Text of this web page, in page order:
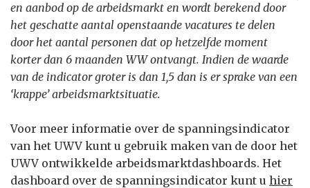
en aanbod op de arbeidsmarkt en wordt berekend door
het geschatte aantal openstaande vacatures te delen
door het aantal personen dat op hetzelfde moment
korter dan 6 maanden WW ontvangt. Indien de waarde
van de indicator groter is dan 1,5 dan is er sprake van een
‘krappe’ arbeidsmarktsituatie.
Voor meer informatie over de spanningsindicator
van het UWV kunt u gebruik maken van de door het
UWV ontwikkelde arbeidsmarktdashboards. Het
dashboard over de spanningsindicator kunt u hier